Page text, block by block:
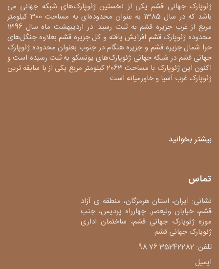
ژئوپارک جهانی قشم یکی از نخستین ژئوپارک‌های شبکه جهانی می
باشد که در سال 1385 به عنوان محدوده‌ای به مساحت 300 کیلومتر
مربع از غرب جزیره قشم به ثبت رسید. در اردیبهشت ماه سال 1396
محدوده ژئوپارک قشم افزایش یافته و کل جزیره قشم بعلاوه جنگل‌های
حرا شمال جزیره قشم و جزیره هنگام در جنوب بعنوان محدوده ژئوپارک
جهانی قشم در شبکه جهانی ژئوپارک‌های یونسکو به ثبت رسیده است و
اکنون این ژئوپارک با مساحت 2063 کیلومتر مربع یکی از با سابقه ترین
ژئوپارک غرب آسیا و خاورمیانه است
بیشتر بخوانید
تماس
نشانی: ایران، استان هرمزگان، منطقه ی آزاد
قشم، خیابان ولیعصر. چهارراه پردیس، جنب
موزه ژئوپارک جهانی قشم، ساختمان اداری
ژئوپارک جهانی قشم
تلفن: 35242282 76 98
ایمیل